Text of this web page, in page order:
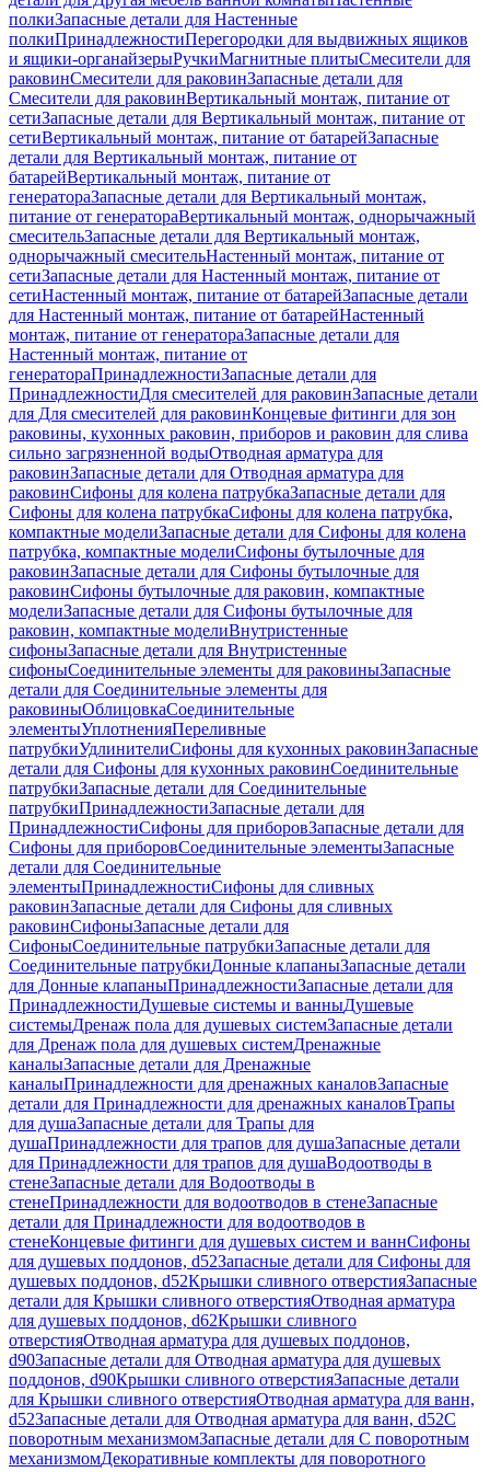
полкиЗапасные детали для Настенные
полкиПринадлежностиПерегородки для выдвижных ящиков
и ящики-органайзерыРучкиМагнитные плитыСмесители для
раковинСмесители для раковинЗапасные детали для
Смесители для раковинВертикальный монтаж, питание от
сетиЗапасные детали для Вертикальный монтаж, питание от
сетиВертикальный монтаж, питание от батарейЗапасные
детали для Вертикальный монтаж, питание от
батарейВертикальный монтаж, питание от
генератораЗапасные детали для Вертикальный монтаж,
питание от генератораВертикальный монтаж, однорычажный
смесительЗапасные детали для Вертикальный монтаж,
однорычажный смесительНастенный монтаж, питание от
сетиЗапасные детали для Настенный монтаж, питание от
сетиНастенный монтаж, питание от батарейЗапасные детали
для Настенный монтаж, питание от батарейНастенный
монтаж, питание от генератораЗапасные детали для
Настенный монтаж, питание от
генератораПринадлежностиЗапасные детали для
ПринадлежностиДля смесителей для раковинЗапасные детали
для Для смесителей для раковинКонцевые фитинги для зон
раковины, кухонных раковин, приборов и раковин для слива
сильно загрязненной водыОтводная арматура для
раковинЗапасные детали для Отводная арматура для
раковинСифоны для колена патрубкаЗапасные детали для
Сифоны для колена патрубкаСифоны для колена патрубка,
компактные моделиЗапасные детали для Сифоны для колена
патрубка, компактные моделиСифоны бутылочные для
раковинЗапасные детали для Сифоны бутылочные для
раковинСифоны бутылочные для раковин, компактные
моделиЗапасные детали для Сифоны бутылочные для
раковин, компактные моделиВнутристенные
сифоныЗапасные детали для Внутристенные
сифоныСоединительные элементы для раковиныЗапасные
детали для Соединительные элементы для
раковиныОблицовкаСоединительные
элементыУплотненияПереливные
патрубкиУдлинителиСифоны для кухонных раковинЗапасные
детали для Сифоны для кухонных раковинСоединительные
патрубкиЗапасные детали для Соединительные
патрубкиПринадлежностиЗапасные детали для
ПринадлежностиСифоны для приборовЗапасные детали для
Сифоны для приборовСоединительные элементыЗапасные
детали для Соединительные
элементыПринадлежностиСифоны для сливных
раковинЗапасные детали для Сифоны для сливных
раковинСифоныЗапасные детали для
СифоныСоединительные патрубкиЗапасные детали для
Соединительные патрубкиДонные клапаныЗапасные детали
для Донные клапаныПринадлежностиЗапасные детали для
ПринадлежностиДушевые системы и ванныДушевые
системыДренаж пола для душевых системЗапасные детали
для Дренаж пола для душевых системДренажные
каналыЗапасные детали для Дренажные
каналыПринадлежности для дренажных каналовЗапасные
детали для Принадлежности для дренажных каналовТрапы
для душаЗапасные детали для Трапы для
душаПринадлежности для трапов для душаЗапасные детали
для Принадлежности для трапов для душаВодоотводы в
стенеЗапасные детали для Водоотводы в
стенеПринадлежности для водоотводов в стенеЗапасные
детали для Принадлежности для водоотводов в
стенеКонцевые фитинги для душевых систем и ваннСифоны
для душевых поддонов, d52Запасные детали для Сифоны для
душевых поддонов, d52Крышки сливного отверстияЗапасные
детали для Крышки сливного отверстияОтводная арматура
для душевых поддонов, d62Крышки сливного
отверстияОтводная арматура для душевых поддонов,
d90Запасные детали для Отводная арматура для душевых
поддонов, d90Крышки сливного отверстияЗапасные детали
для Крышки сливного отверстияОтводная арматура для ванн,
d52Запасные детали для Отводная арматура для ванн, d52С
поворотным механизмомЗапасные детали для С поворотным
механизмомДекоративные комплекты для поворотного